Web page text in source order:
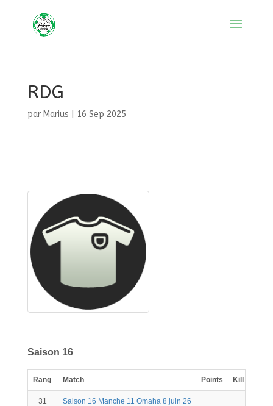
RDG
par Marius 16 Sep 2025
Saison 16
Rang Match Points Kill
31 Saison 16 Manche 11 Omaha 8 juin 26